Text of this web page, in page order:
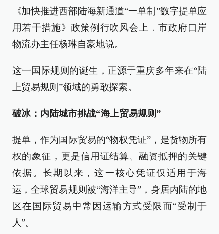
《加快推进西部陆海新通道“一单制”数字提单应
用若干措施》政策例行吹风会上，市政府口岸
物流办主任杨琳自豪地说。
这一国际规则的诞生，正源于重庆多年来在“陆
上贸易规则”领域的勇敢探索。
破冰：内陆城市挑战“海上贸易规则”
提单，作为国际贸易的“物权凭证”，是货物所有
权的象征，更是信用证结算、融资抵押的关键
依据。长期以来，这一核心凭证仅适用于海
运，全球贸易规则被“海洋主导”，身居内陆的地
区在国际贸易中常因运输方式受限而“受制于
人”。